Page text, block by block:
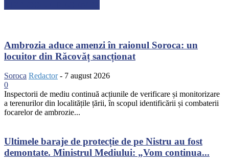
Ambrozia aduce amenzi în raionul Soroca: un
locuitor din Răcovăț sancționat
Soroca Redactor - 7 august 2026
0
Inspectorii de mediu continuă acțiunile de verificare și monitorizare
a terenurilor din localitățile țării, în scopul identificării și combaterii
focarelor de ambrozie...
Ultimele baraje de protecție de pe Nistru au fost
demontate. Ministrul Mediului: „Vom continua...